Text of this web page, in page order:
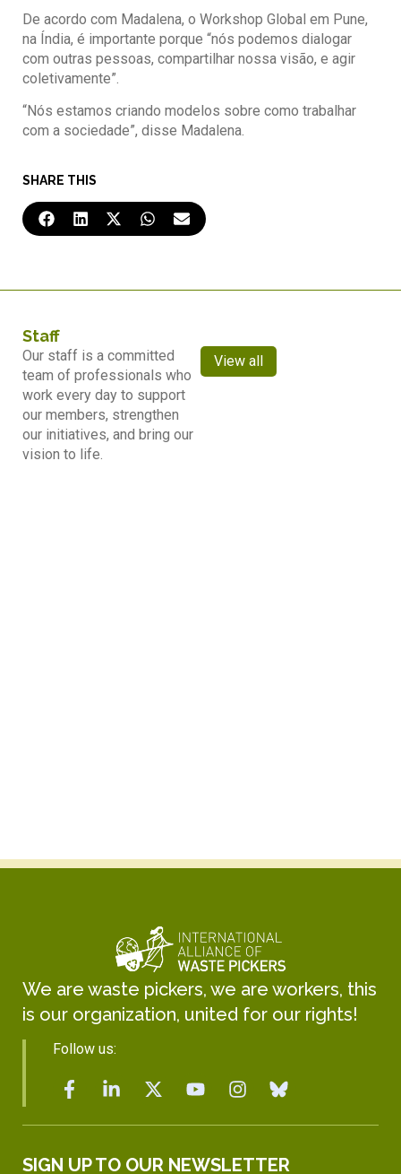
De acordo com Madalena, o Workshop Global em Pune,
na Índia, é importante porque “nós podemos dialogar
com outras pessoas, compartilhar nossa visão, e agir
coletivamente”.
“Nós estamos criando modelos sobre como trabalhar
com a sociedade”, disse Madalena.
SHARE THIS
Staff
Our staff is a committed
team of professionals who
work every day to support
our members, strengthen
our initiatives, and bring our
vision to life.
View all
We are waste pickers, we are workers, this
is our organization, united for our rights!
Follow us:
SIGN UP TO OUR NEWSLETTER